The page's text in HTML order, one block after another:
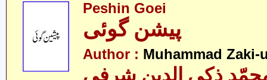
Peshin Goei
پیشن گوئی
Author : Muhammad
ذکی الدین شرفی